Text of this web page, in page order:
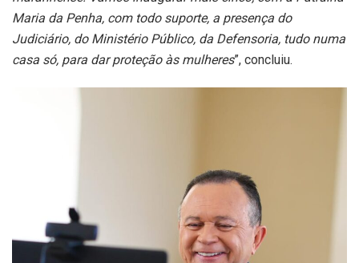
Maria da Penha, com todo suporte, a presença do
Judiciário, do Ministério Público, da Defensoria, tudo numa
casa só, para dar proteção às mulheres”, concluiu.